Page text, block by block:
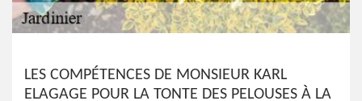
LES COMPÉTENCES DE MONSIEUR KARL
ELAGAGE POUR LA TONTE DES PELOUSES À LA